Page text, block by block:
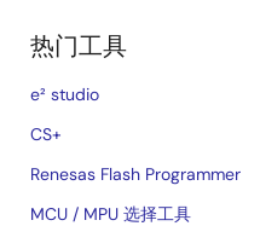
热门工具
e² studio
CS+
Renesas Flash Programmer
MCU / MPU 选择工具